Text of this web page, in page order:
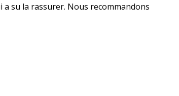
su la rassurer. Nous recommandons